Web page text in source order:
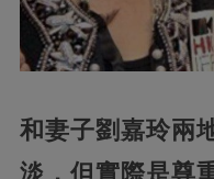
和妻子劉嘉玲兩
淡，但實際是尊